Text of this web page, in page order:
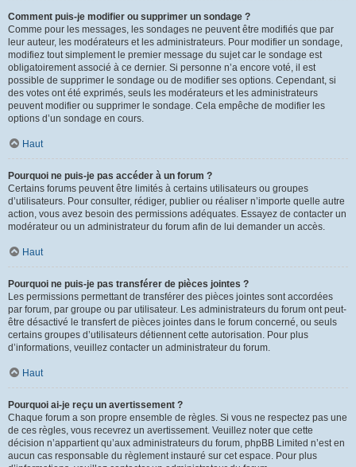
Comment puis-je modifier ou supprimer un sondage ?
Comme pour les messages, les sondages ne peuvent être modifiés que par
leur auteur, les modérateurs et les administrateurs. Pour modifier un sondage,
modifiez tout simplement le premier message du sujet car le sondage est
obligatoirement associé à ce dernier. Si personne n’a encore voté, il est
possible de supprimer le sondage ou de modifier ses options. Cependant, si
des votes ont été exprimés, seuls les modérateurs et les administrateurs
peuvent modifier ou supprimer le sondage. Cela empêche de modifier les
options d’un sondage en cours.
Haut
Pourquoi ne puis-je pas accéder à un forum ?
Certains forums peuvent être limités à certains utilisateurs ou groupes
d’utilisateurs. Pour consulter, rédiger, publier ou réaliser n’importe quelle autre
action, vous avez besoin des permissions adéquates. Essayez de contacter un
modérateur ou un administrateur du forum afin de lui demander un accès.
Haut
Pourquoi ne puis-je pas transférer de pièces jointes ?
Les permissions permettant de transférer des pièces jointes sont accordées
par forum, par groupe ou par utilisateur. Les administrateurs du forum ont peut-
être désactivé le transfert de pièces jointes dans le forum concerné, ou seuls
certains groupes d’utilisateurs détiennent cette autorisation. Pour plus
d’informations, veuillez contacter un administrateur du forum.
Haut
Pourquoi ai-je reçu un avertissement ?
Chaque forum a son propre ensemble de règles. Si vous ne respectez pas une
de ces règles, vous recevrez un avertissement. Veuillez noter que cette
décision n’appartient qu’aux administrateurs du forum, phpBB Limited n’est en
aucun cas responsable du règlement instauré sur cet espace. Pour plus